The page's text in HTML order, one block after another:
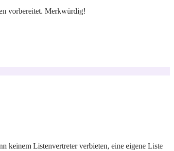
vorbereitet. Merkwürdig!
keinem Listenvertreter verbieten, eine eigene Liste